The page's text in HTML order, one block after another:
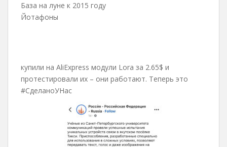
База на луне к 2015 году
Йотафоны
купили на AliExpress модули Lora за 2.65$ и
протестировали их – они работают. Теперь это
#СделаноУНас